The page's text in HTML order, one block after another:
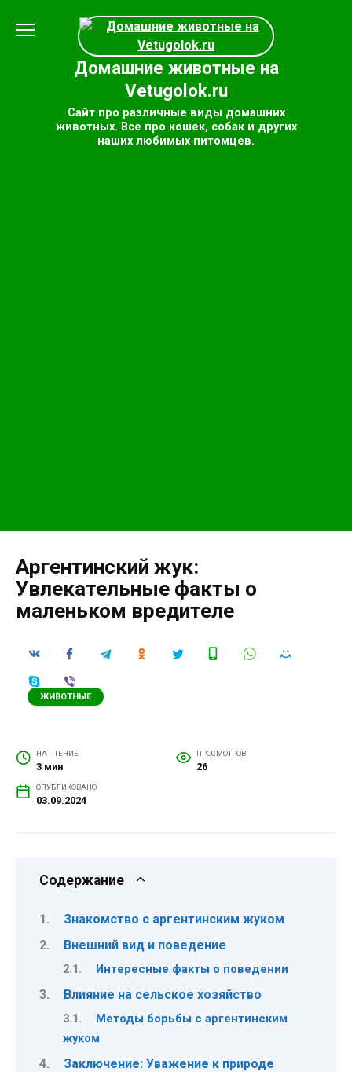
содержанию
Домашние животные на
Vetugolok.ru
Сайт про различные виды домашних
животных. Все про кошек, собак и других
наших любимых питомцев.
Аргентинский жук:
Увлекательные факты о
маленьком вредителе
ЖИВОТНЫЕ
НА ЧТЕНИЕ
3 мин
ПРОСМОТРОВ
26
ОПУБЛИКОВАНО
03.09.2024
Содержание
Знакомство с аргентинским жуком
Внешний вид и поведение
Интересные факты о поведении
Влияние на сельское хозяйство
Методы борьбы с аргентинским
жуком
Заключение: Уважение к природе